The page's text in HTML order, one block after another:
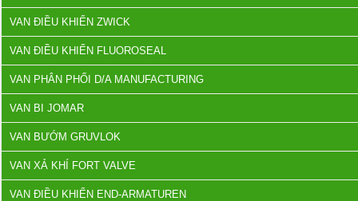
VAN ĐIỀU KHIỂN ZWICK
VAN ĐIỀU KHIỂN FLUOROSEAL
VAN PHÂN PHỐI D/A MANUFACTURING
VAN BI JOMAR
VAN BƯỚM GRUVLOK
VAN XẢ KHÍ FORT VALVE
VAN ĐIỀU KHIỂN END-ARMATUREN